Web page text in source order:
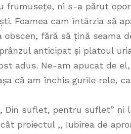
ni s-a părut
Foamea cam întârzia să
obscen, fără să țină seama
anticipat și platoul
adus. Ne-am apucat de
că am închis gurile rele,
Din suflet, pentru suflet”
proiectul ,, Iubirea de